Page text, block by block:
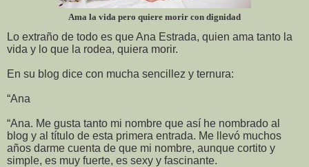
Ama la vida pero quiere morir con dignidad
Lo extraño de todo es que Ana Estrada, quien ama tanto la
vida y lo que la rodea, quiera morir.
En su blog dice con mucha sencillez y ternura:
“Ana
“Ana. Me gusta tanto mi nombre que así he nombrado al
blog y al título de esta primera entrada. Me llevó muchos
años darme cuenta de que mi nombre, aunque cortito y
simple, es muy fuerte, es sexy y fascinante.